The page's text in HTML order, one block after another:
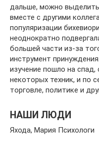
дальше, можно
вместе с другими
популяризации
неоднократно
большей части из-за
инструмент
изучение пошло на
некоторых техник, и по
торговле, политике и
НАШИ ЛЮДИ
Яхода, Мария Психологи